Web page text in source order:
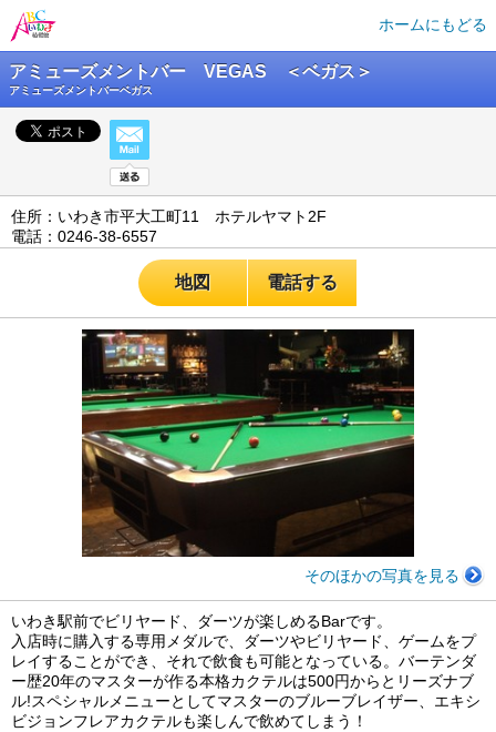
ホームにもどる
アミューズメントバー VEGAS ＜ベガス＞
アミューズメントバーベガス
住所：いわき市平大工町11 ホテルヤマト2F
電話：0246-38-6557
地図 電話する
そのほかの写真を見る
いわき駅前でビリヤード、ダーツが楽しめるBarです。
入店時に購入する専用メダルで、ダーツやビリヤード、ゲームをプ
レイすることができ、それで飲食も可能となっている。バーテンダ
ー歴20年のマスターが作る本格カクテルは500円からとリーズナブ
ル!スペシャルメニューとしてマスターのブルーブレイザー、エキシ
ビジョンフレアカクテルも楽しんで飲めてしまう！